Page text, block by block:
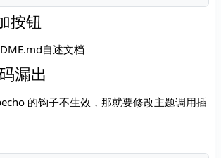
按钮
自述文档
漏出
的钩子不生效，那就要修改主题调用插